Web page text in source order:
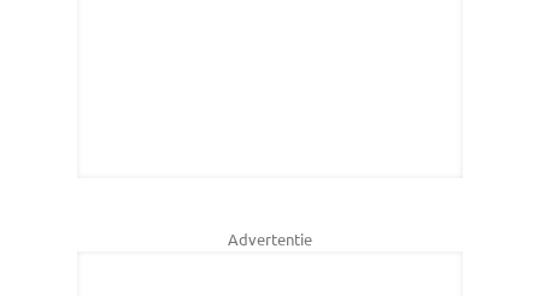
Advertentie